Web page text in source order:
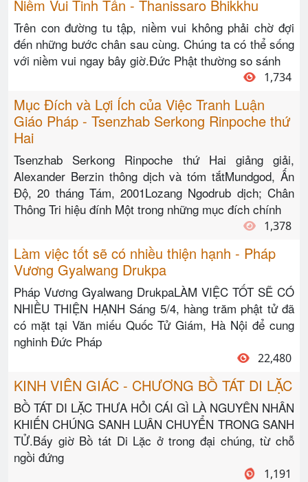
Niềm Vui Tinh Tấn - Thanissaro Bhikkhu
Trên con đường tu tập, niềm vui không phải chờ đợi
đến những bước chân sau cùng. Chúng ta có thể sống
với niềm vui ngay bây giờ.Đức Phật thường so sánh
1,734
Mục Đích và Lợi Ích của Việc Tranh Luận
Giáo Pháp - Tsenzhab Serkong Rinpoche thứ
Hai
Tsenzhab Serkong Rinpoche thứ Hai giảng giải,
Alexander Berzin thông dịch và tóm tắtMundgod, Ấn
Độ, 20 tháng Tám, 2001Lozang Ngodrub dịch; Chân
Thông Tri hiệu đính Một trong những mục đích chính
1,378
Làm việc tốt sẽ có nhiều thiện hạnh - Pháp
Vương Gyalwang Drukpa
Pháp Vương Gyalwang DrukpaLÀM VIỆC TỐT SẼ CÓ
NHIỀU THIỆN HẠNH Sáng 5/4, hàng trăm phật tử đã
có mặt tại Văn miếu Quốc Tử Giám, Hà Nội để cung
nghinh Đức Pháp
22,480
KINH VIÊN GIÁC - CHƯƠNG BỒ TÁT DI LẶC
BỒ TÁT DI LẶC THƯA HỎI CÁI GÌ LÀ NGUYÊN NHÂN
KHIẾN CHÚNG SANH LUÂN CHUYỂN TRONG SANH
TỬ.Bấy giờ Bồ tát Di Lặc ở trong đại chúng, từ chỗ
ngồi đứng
1,191